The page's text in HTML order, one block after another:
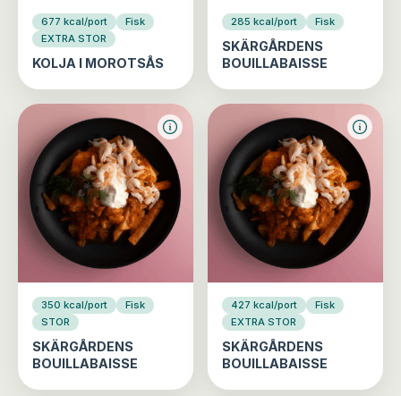
677 kcal/port
Fisk
EXTRA STOR
KOLJA I MOROTSÅS
285 kcal/port Fisk
SKÄRGÅRDENS
BOUILLABAISSE
350 kcal/port
Fisk
STOR
SKÄRGÅRDENS
BOUILLABAISSE
427 kcal/port
Fisk
EXTRA STOR
SKÄRGÅRDENS
BOUILLABAISSE